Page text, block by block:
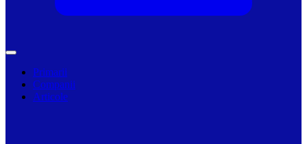
Primarii
Companii
Articole